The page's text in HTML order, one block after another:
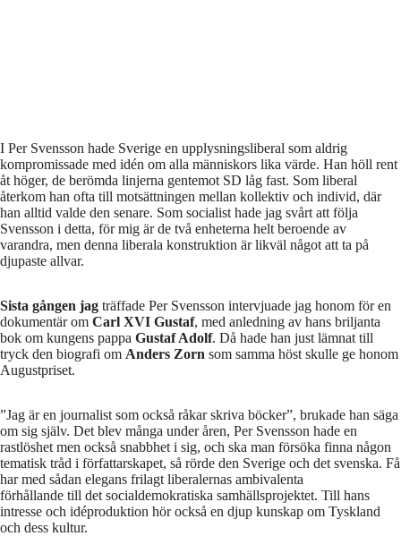
I Per Svensson hade Sverige en upplysningsliberal som aldrig
kompromissade med idén om alla människors lika värde. Han höll rent
åt höger, de berömda linjerna gentemot SD låg fast. Som liberal
återkom han ofta till motsättningen mellan kollektiv och individ, där
han alltid valde den senare. Som socialist hade jag svårt att följa
Svensson i detta, för mig är de två enheterna helt beroende av
varandra, men denna liberala konstruktion är likväl något att ta på
djupaste allvar.
Sista gången jag träffade Per Svensson intervjuade jag honom för en
dokumentär om Carl XVI Gustaf, med anledning av hans briljanta
bok om kungens pappa Gustaf Adolf. Då hade han just lämnat till
tryck den biografi om Anders Zorn som samma höst skulle ge honom
Augustpriset.
”Jag är en journalist som också råkar skriva böcker”, brukade han säga
om sig själv. Det blev många under åren, Per Svensson hade en
rastlöshet men också snabbhet i sig, och ska man försöka finna någon
tematisk tråd i författarskapet, så rörde den Sverige och det svenska. Få
har med sådan elegans frilagt liberalernas ambivalenta
förhållande till det socialdemokratiska samhällsprojektet. Till hans
intresse och idéproduktion hör också en djup kunskap om Tyskland
och dess kultur.